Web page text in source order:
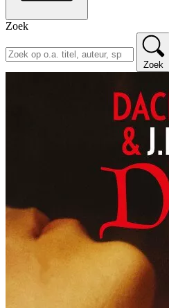
Zoek
Zoek